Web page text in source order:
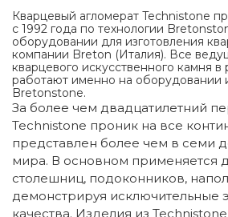
Кварцевый агломерат Technistone
с 1992 года по технологии
оборудовании для изготовления
компании Breton (Италия). Все
кварцевого искусственного камня в
работают именно на оборудовании
Bretonstone.
За более чем двадцатилетний
Technistone проник на все
представлен более чем в семи
мира. В основном применяется
столешниц, подоконников,
демонстрируя исключительные
качества. Изделия из